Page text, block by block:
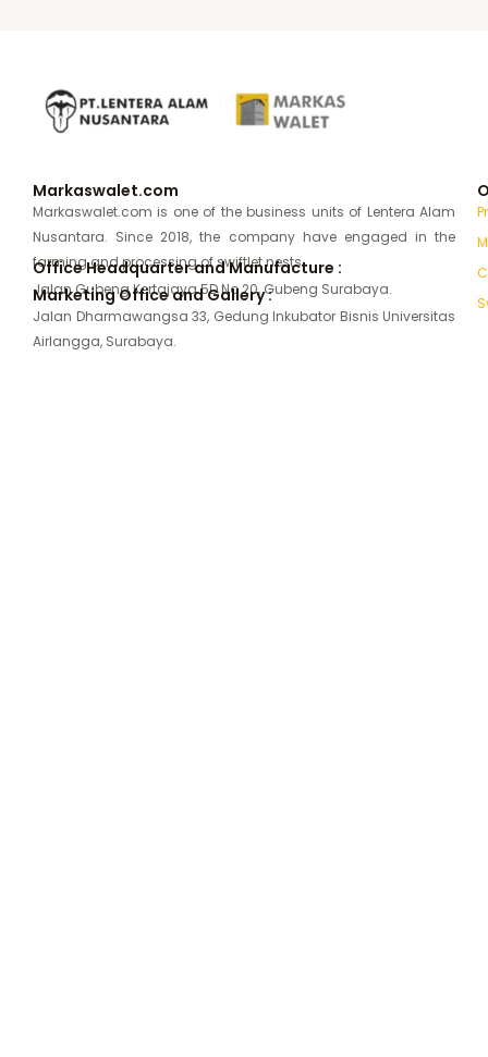
Markaswalet.com
Markaswalet.com is one of the business units of Lentera Alam
Nusantara. Since 2018, the company have engaged in the
farming and processing of swiftlet nests.
Office Headquarter and Manufacture :
Jalan Gubeng Kertajaya 5D No 20, Gubeng Surabaya.
Marketing Office and Gallery :
Jalan Dharmawangsa 33, Gedung Inkubator Bisnis Universitas
Airlangga, Surabaya.